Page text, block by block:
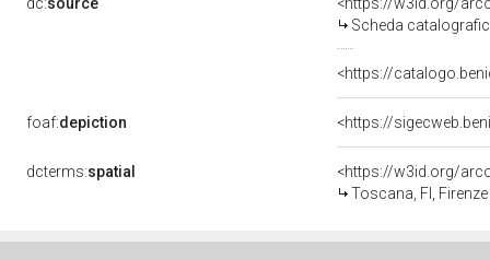
Scheda
<https://
foaf:depiction <https://
dcterms:spatial
<https://w3id.org/
Toscana, FI, Firenze